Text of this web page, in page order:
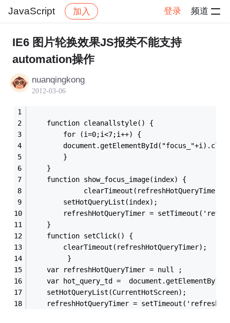
JavaScript 加入 登录 频道
社区 JavaScript 帖子详情
IE6 图片轮换效果JS报类不能支持
automation操作
nuanqingkong
2012-03-06
	function cleanallstyle() {
	    for (i=0;i<7;i++) {
	    }
	}
	function show_focus_image(index) {
             clearTimeout(refreshHotQueryTimer);
	    setHotQueryList(index);
refreshHotQueryTimer =
	}
	function setClick() {
	    clearTimeout(refreshHotQueryTimer);
         }
	var refreshHotQueryTimer = null ;
var hot_query_td =
	setHotQueryList(CurrentHotScreen);
refreshHotQueryTimer =